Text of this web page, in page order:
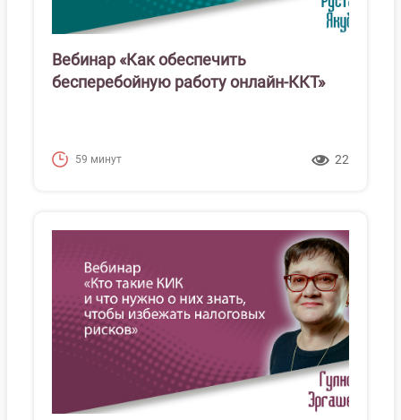
Вебинар «Как обеспечить
бесперебойную работу онлайн-ККТ»
59 минут 22